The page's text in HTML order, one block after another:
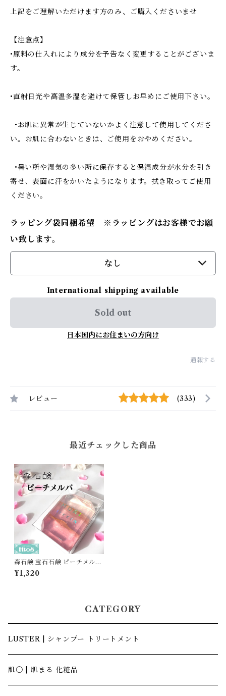
上記をご理解いただけます方のみ、ご購入くださいませ
【注意点】
•原料の仕入れにより成分を予告なく変更することがございま
す。
•直射日光や高温多湿を避けて保管しお早めにご使用下さい。
•お肌に異常が生じていないかよく注意して使用してくださ
い。お肌に合わないときは、ご使用をおやめください。
•暑い所や湿気の多い所に保存すると保湿成分が水分を引き
寄せ、表面に汗をかいたようになります。拭き取ってご使用
ください。
ラッピング袋同梱希望 ※ラッピングはお客様でお願
い致します。
なし
International shipping available
Sold out
日本国内にお住まいの方向け
通報する
レビュー (333)
最近チェックした商品
森石鹸 宝石石鹸 ピーチメルバ
｜固形石鹸 おしゃれ 石鹸ギフ
ト プレゼント
¥1,320
CATEGORY
LUSTER | シャンプー トリートメント
肌〇 | 肌まる 化粧品